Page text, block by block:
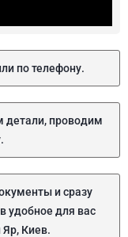
по телефону.
проводим
и сразу
удобное для вас
Киев.